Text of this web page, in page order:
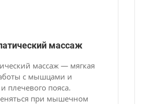
массаж
массаж — мягкая
с мышцами и
плечевого пояса.
при мышечном